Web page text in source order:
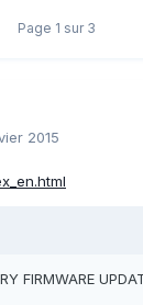
Page 1 sur 3
2015
FIRMWARE